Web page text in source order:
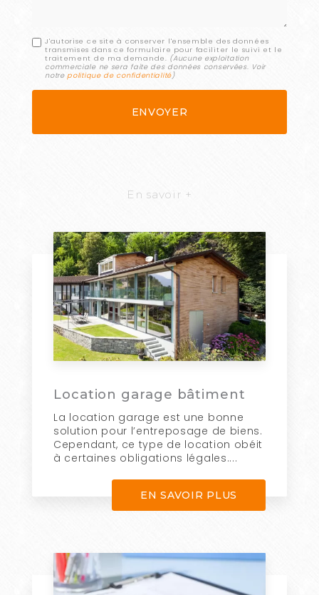
J'autorise ce site à conserver l'ensemble des données
transmises dans ce formulaire pour faciliter le suivi et le
traitement de ma demande. (Aucune exploitation
commerciale ne sera faite des données conservées. Voir
notrepolitique de confidentialité)
En savoir +
Location garage bâtiment
La location garage est une bonne
solution pour l’entreposage de biens.
Cependant, ce type de location obéit
à certaines obligations légales....
EN SAVOIR PLUS